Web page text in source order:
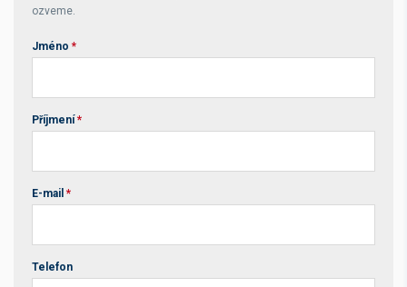
ozveme.
Jméno *
Příjmení *
E-mail *
Telefon